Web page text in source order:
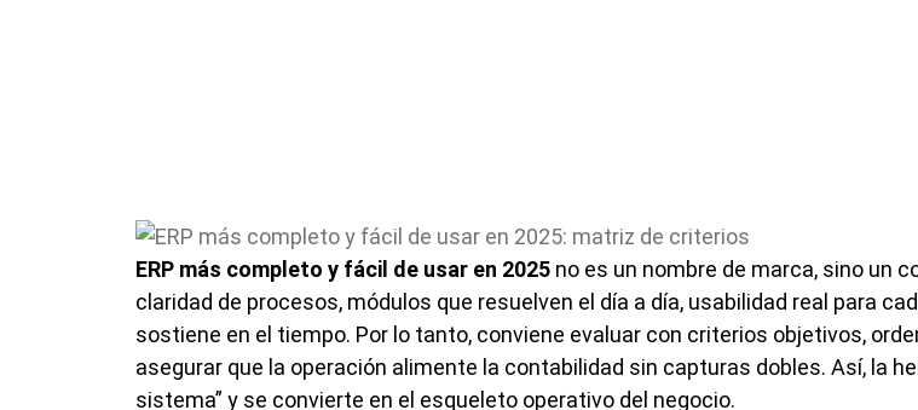
ERP más completo y fácil de usar en 2025 no es un nombre de marca, sino un
claridad de procesos, módulos que resuelven el día a día, usabilidad real para
sostiene en el tiempo. Por lo tanto, conviene evaluar con criterios objetivos,
asegurar que la operación alimente la contabilidad sin capturas dobles. Así, la
sistema” y se convierte en el esqueleto operativo del negocio.